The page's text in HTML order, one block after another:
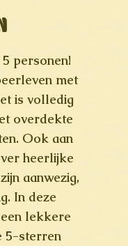
5 personen!
met
is volledig
overdekte
Ook aan
heerlijke
aanwezig,
In deze
lekkere
5-sterren